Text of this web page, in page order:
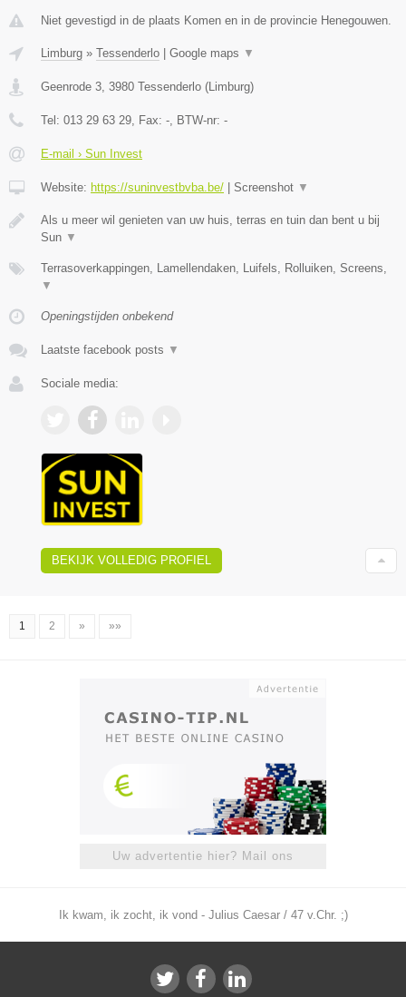
Niet gevestigd in de plaats Komen en in de provincie Henegouwen.
Limburg » Tessenderlo Google maps ▼
Geenrode 3 3980 Tessenderlo ( Limburg)
Tel: 013 29 63 29 , Fax: - , BTW-nr: -
E-mail › Sun Invest
Website: https://suninvestbvba.be/ Screenshot ▼
Als u meer wil genieten van uw huis, terras en tuin dan bent u bij
Sun ▼
Terrasoverkappingen, Lamellendaken, Luifels, Rolluiken, Screens,
▼
Openingstijden onbekend
Laatste facebook posts ▼
Sociale media:
BEKIJK VOLLEDIG PROFIEL
1 2 » »»
Uw advertentie hier? Mail ons
Ik kwam, ik zocht, ik vond - Julius Caesar / 47 v.Chr. ;)